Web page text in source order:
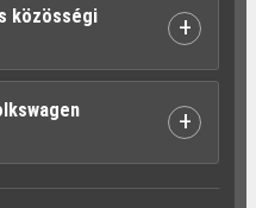
közösségi
+
+